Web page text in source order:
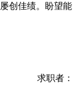
创佳绩。盼望能
求职者：